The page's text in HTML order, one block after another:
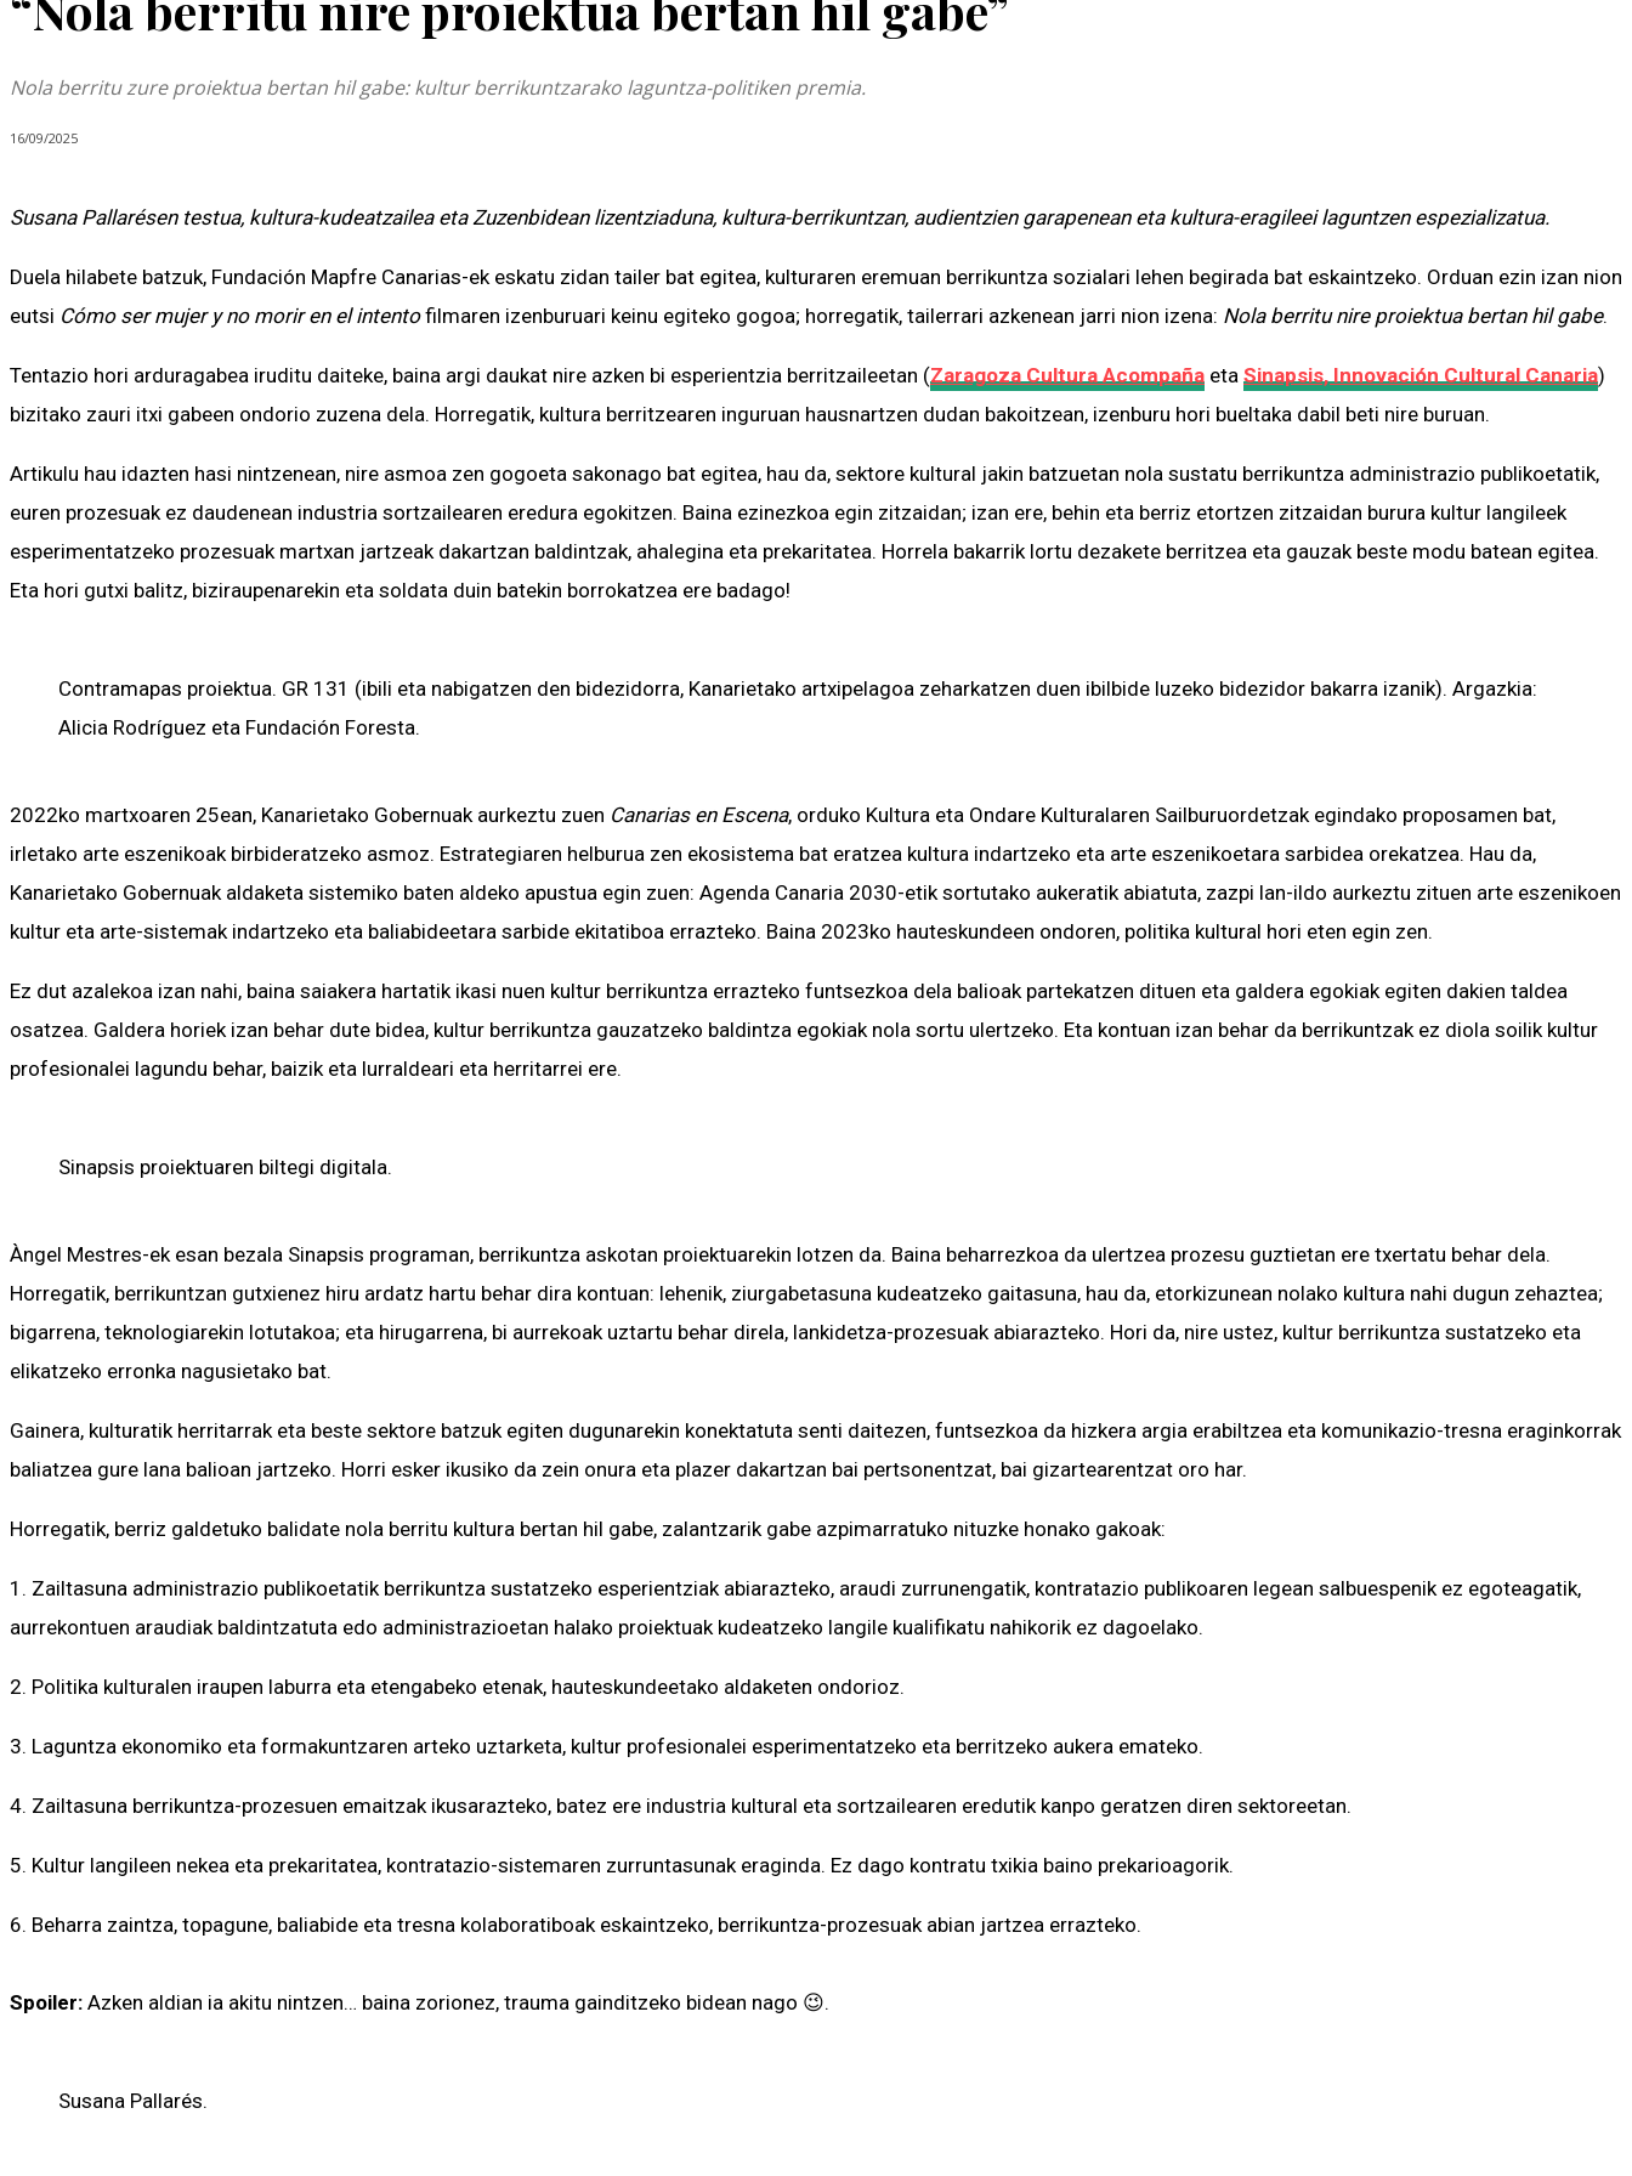
Nola berritu zure proiektua bertan hil gabe: kultur berrikuntzarako laguntza-politiken premia.
16/09/2025
Susana Pallarésen testua, kultura-kudeatzailea eta Zuzenbidean lizentziaduna, kultura-berrikuntzan, audientzien garapenean eta kultura-eragileei laguntzen espezializatua.
Duela hilabete batzuk, Fundación Mapfre Canarias-ek eskatu zidan tailer bat egitea, kulturaren eremuan berrikuntza sozialari lehen begirada bat eskaintzeko. Orduan ezin izan nion
eutsi Cómo ser mujer y no morir en el intentofilmaren izenburuari keinu egiteko gogoa; horregatik, tailerrari azkenean jarri nion izena: Nola berritu nire proiektuabertanhil gabe.
Tentazio hori arduragabea iruditu daiteke, baina argi daukat nire azken bi esperientzia berritzaileetan (Zaragoza Cultura Acompaña eta Sinapsis, Innovación Cultural Canaria)
bizitako zauri itxi gabeen ondorio zuzena dela. Horregatik, kultura berritzearen inguruan hausnartzen dudan bakoitzean, izenburu hori bueltaka dabil beti nire buruan.
Artikulu hau idazten hasi nintzenean, nire asmoa zen gogoeta sakonago bat egitea, hau da, sektore kultural jakin batzuetan nola sustatu berrikuntza administrazio publikoetatik,
euren prozesuak ez daudenean industria sortzailearen eredura egokitzen. Baina ezinezkoa egin zitzaidan; izan ere, behin eta berriz etortzen zitzaidan burura kultur langileek
esperimentatzeko prozesuak martxan jartzeak dakartzan baldintzak, ahalegina eta prekaritatea. Horrela bakarrik lortu dezakete berritzea eta gauzak beste modu batean egitea.
Eta hori gutxi balitz, biziraupenarekin eta soldata duin batekin borrokatzea ere badago!
Contramapas proiektua. GR 131 (ibili eta nabigatzen den bidezidorra, Kanarietako artxipelagoa zeharkatzen duen ibilbide luzeko bidezidor bakarra izanik). Argazkia:
Alicia Rodríguez eta Fundación Foresta.
2022ko martxoaren 25ean, Kanarietako Gobernuak aurkeztu zuen Canarias en Escena, orduko Kultura eta Ondare Kulturalaren Sailburuordetzak egindako proposamen bat,
irletako arte eszenikoak birbideratzeko asmoz. Estrategiaren helburua zen ekosistema bat eratzea kultura indartzeko eta arte eszenikoetara sarbidea orekatzea. Hau da,
Kanarietako Gobernuak aldaketa sistemiko baten aldeko apustua egin zuen: Agenda Canaria 2030-etik sortutako aukeratik abiatuta, zazpi lan-ildo aurkeztu zituen arte eszenikoen
kultur eta arte-sistemak indartzeko eta baliabideetara sarbide ekitatiboa errazteko. Baina 2023ko hauteskundeen ondoren, politika kultural hori eten egin zen.
Ez dut azalekoa izan nahi, baina saiakera hartatik ikasi nuen kultur berrikuntza errazteko funtsezkoa dela balioak partekatzen dituen eta galdera egokiak egiten dakien taldea
osatzea. Galdera horiek izan behar dute bidea, kultur berrikuntza gauzatzeko baldintza egokiak nola sortu ulertzeko. Eta kontuan izan behar da berrikuntzak ez diola soilik kultur
profesionalei lagundu behar, baizik eta lurraldeari eta herritarrei ere.
Sinapsis proiektuaren biltegi digitala.
Àngel Mestres-ek esan bezala Sinapsis programan, berrikuntza askotan proiektuarekin lotzen da. Baina beharrezkoa da ulertzea prozesu guztietan ere txertatu behar dela.
Horregatik, berrikuntzan gutxienez hiru ardatz hartu behar dira kontuan: lehenik, ziurgabetasuna kudeatzeko gaitasuna, hau da, etorkizunean nolako kultura nahi dugun zehaztea;
bigarrena, teknologiarekin lotutakoa; eta hirugarrena, bi aurrekoak uztartu behar direla, lankidetza-prozesuak abiarazteko. Hori da, nire ustez, kultur berrikuntza sustatzeko eta
elikatzeko erronka nagusietako bat.
Gainera, kulturatik herritarrak eta beste sektore batzuk egiten dugunarekin konektatuta senti daitezen, funtsezkoa da hizkera argia erabiltzea eta komunikazio-tresna eraginkorrak
baliatzea gure lana balioan jartzeko. Horri esker ikusiko da zein onura eta plazer dakartzan bai pertsonentzat, bai gizartearentzat oro har.
Horregatik, berriz galdetuko balidate nola berritu kultura bertan hil gabe, zalantzarik gabe azpimarratuko nituzke honako gakoak:
1. Zailtasuna administrazio publikoetatik berrikuntza sustatzeko esperientziak abiarazteko, araudi zurrunengatik, kontratazio publikoaren legean salbuespenik ez egoteagatik,
aurrekontuen araudiak baldintzatuta edo administrazioetan halako proiektuak kudeatzeko langile kualifikatu nahikorik ez dagoelako.
2. Politika kulturalen iraupen laburra eta etengabeko etenak, hauteskundeetako aldaketen ondorioz.
3. Laguntza ekonomiko eta formakuntzaren arteko uztarketa, kultur profesionalei esperimentatzeko eta berritzeko aukera emateko.
4. Zailtasuna berrikuntza-prozesuen emaitzak ikusarazteko, batez ere industria kultural eta sortzailearen eredutik kanpo geratzen diren sektoreetan.
5. Kultur langileen nekea eta prekaritatea, kontratazio-sistemaren zurruntasunak eraginda. Ez dago kontratu txikia baino prekarioagorik.
6. Beharra zaintza, topagune, baliabide eta tresna kolaboratiboak eskaintzeko, berrikuntza-prozesuak abian jartzea errazteko.
Spoiler: Azken aldian ia akitu nintzen… baina zorionez, trauma gainditzeko bidean nago 😉.
Susana Pallarés.